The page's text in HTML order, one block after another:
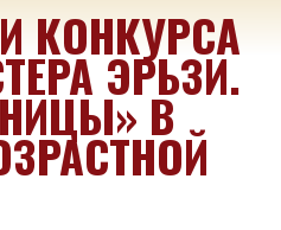
КОНКУРСА
ЭРЬЗИ.
В